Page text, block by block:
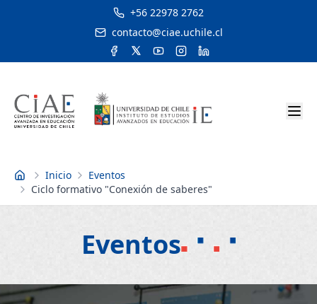
+56 22978 2762
contacto@ciae.uchile.cl
Inicio Inicio
Eventos
Ciclo formativo "Conexión de saberes"
Eventos